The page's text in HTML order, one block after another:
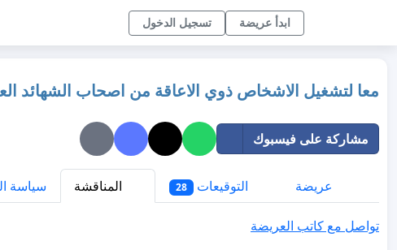
تسجيل الدخول ابدأ عريضة
معا لتشغيل الاشخاص ذوي الاعاقة من اصحاب الشهائد
مشاركة على فيسبوك
عريضة التوقيعات 28 المناقشة سياسة
تواصل مع كاتب العريضة